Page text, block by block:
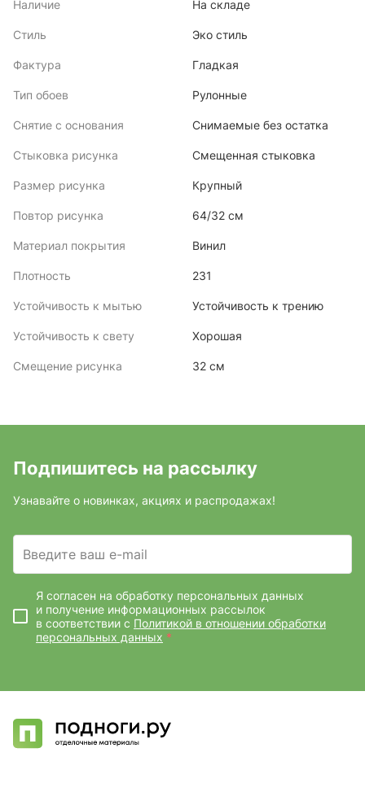
Наличие На складе
Стиль Эко стиль
Фактура Гладкая
Тип обоев Рулонные
Снятие с основания Снимаемые без остатка
Стыковка рисунка Смещенная стыковка
Размер рисунка Крупный
Повтор рисунка 64/32 см
Материал покрытия Винил
Плотность 231
Устойчивость к мытью Устойчивость к трению
Устойчивость к свету Хорошая
Смещение рисунка 32 см
Подпишитесь на рассылку
Узнавайте о новинках, акциях и распродажах!
Введите ваш e-mail
Я согласен на обработку персональных данных
и получение информационных рассылок
в соответствии с Политикой в отношении обработки
персональных данных *